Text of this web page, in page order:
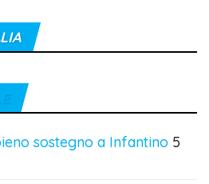
sostegno a Infantino 5